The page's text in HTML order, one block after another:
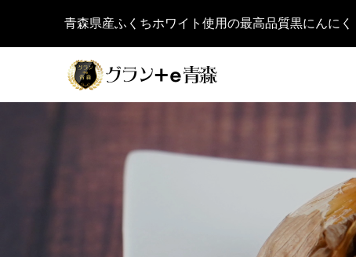
青森県産ふくちホワイト使用の最高品質黒にんにく